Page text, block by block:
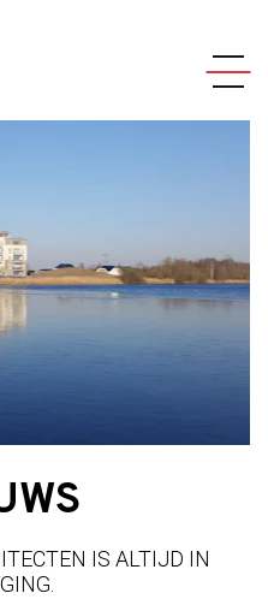
IS ALTIJD IN